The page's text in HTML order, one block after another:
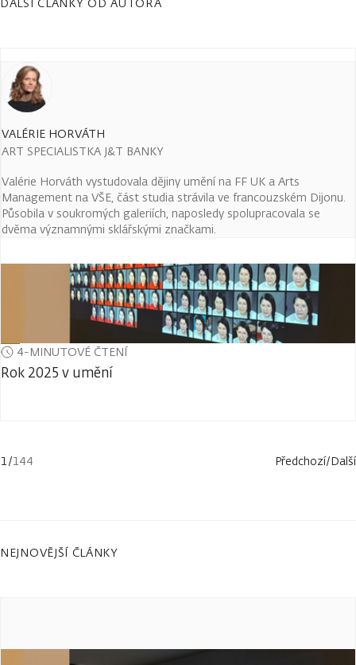
VALÉRIE HORVÁTH
ART SPECIALISTKA J&T BANKY
Valérie Horváth vystudovala dějiny umění na FF UK a Arts
Management na VŠE, část studia strávila ve francouzském Dijonu.
Působila v soukromých galeriích, naposledy spolupracovala se
dvěma významnými sklářskými značkami.
4-MINUTOVÉ ČTENÍ
Rok 2025 v umění
1/144 Předchozí/Další
NEJNOVĚJŠÍ ČLÁNKY